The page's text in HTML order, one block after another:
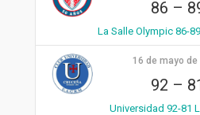
86 –
La Salle Olympic 86-
16 de mayo de
92 –
Universidad 92-81